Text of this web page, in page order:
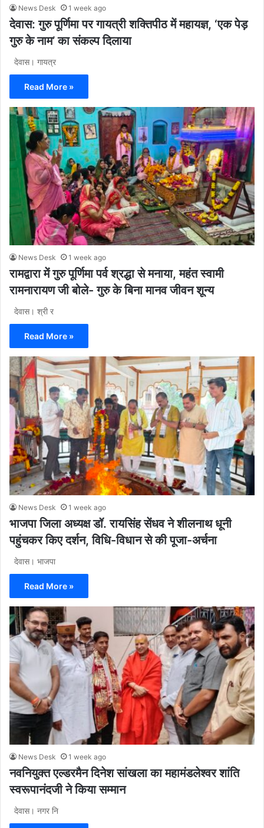
News Desk 1 week ago
देवास: गुरु पूर्णिमा पर गायत्री शक्तिपीठ में महायज्ञ, ‘एक पेड़
गुरु के नाम’ का संकल्प दिलाया
देवास। गायत्र
Read More »
News Desk 1 week ago
रामद्वारा में गुरु पूर्णिमा पर्व श्रद्धा से मनाया, महंत स्वामी
रामनारायण जी बोले- गुरु के बिना मानव जीवन शून्य
देवास। श्री र
Read More »
News Desk 1 week ago
भाजपा जिला अध्यक्ष डॉ. रायसिंह सेंधव ने शीलनाथ धूनी
पहुंचकर किए दर्शन, विधि-विधान से की पूजा-अर्चना
देवास। भाजपा
Read More »
News Desk 1 week ago
नवनियुक्त एल्डरमैन दिनेश सांखला का महामंडलेश्वर शांति
स्वरूपानंदजी ने किया सम्मान
देवास। नगर नि